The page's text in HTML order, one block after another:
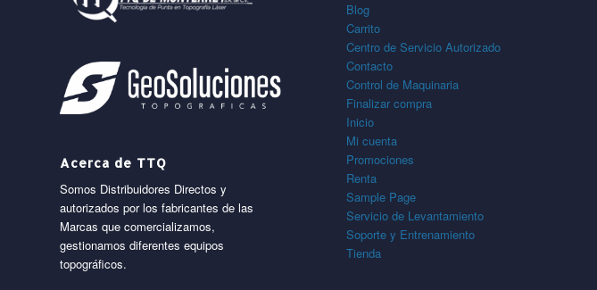
Acerca de TTQ
Somos Distribuidores Directos y
autorizados por los fabricantes de las
Marcas que comercializamos,
gestionamos diferentes equipos
topográficos.
Blog
Carrito
Centro de Servicio Autorizado
Contacto
Control de Maquinaria
Finalizar compra
Inicio
Mi cuenta
Promociones
Renta
Sample Page
Servicio de Levantamiento
Soporte y Entrenamiento
Tienda